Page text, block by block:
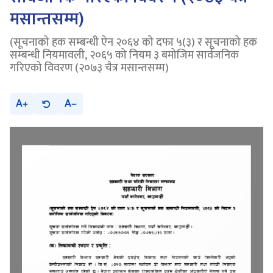
मसान्तसम्म)
(सूचनाको हक सम्बन्धी ऐन २०६४ को दफा ५(३) र सूचनाको हक
सम्बन्धी नियमावली, २०६५ को नियम ३ बमोजिम सार्वजनिक
गरिएको विवरण (२०७३ चैत्र मसान्तसम्म)
A
A